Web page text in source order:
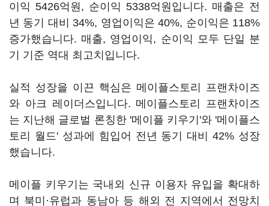
이익 5426억원, 순이익 5338억원입니다. 매출은 전
년 동기 대비 34%, 영업이익은 40%, 순이익은 118%
증가했습니다. 매출, 영업이익, 순이익 모두 단일 분
기 기준 역대 최고치입니다.
실적 성장을 이끈 핵심은 메이플스토리 프랜차이즈
와 아크 레이더스입니다. 메이플스토리 프랜차이즈
는 지난해 글로벌 론칭한 '메이플 키우기'와 '메이플스
토리 월드' 성과에 힘입어 전년 동기 대비 42% 성장
했습니다.
메이플 키우기는 국내외 신규 이용자 유입을 확대하
며 북미·유럽과 동남아 등 해외 전 지역에서 전망치